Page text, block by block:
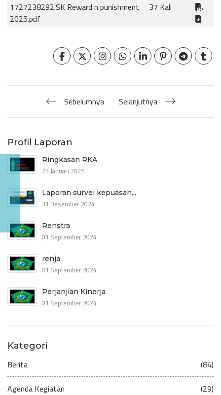
1727238292.SK Reward n punishment
2025.pdf
37 Kali
Sebelumnya Selanjutnya
Profil Laporan
Ringkasan RKA
23 Januari 2025
Laporan survei kepuasan...
31 Desember 2024
Renstra
01 September 2024
renja
01 September 2024
Perjanjian Kinerja
01 September 2024
Kategori
Berita (84)
Agenda Kegiatan (29)